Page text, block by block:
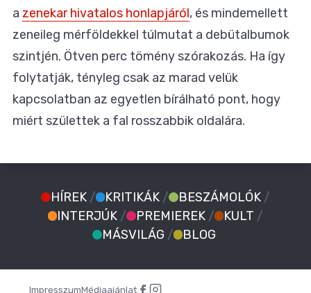
a zenekar hivatalos honlapjáról, és mindemellett
zeneileg mérföldekkel túlmutat a debütalbumok
szintjén. Ötven perc tömény szórakozás. Ha így
folytatják, tényleg csak az marad velük
kapcsolatban az egyetlen bírálható pont, hogy
miért születtek a fal rosszabbik oldalára.
HÍREK / KRITIKÁK / BESZÁMOLÓK /
INTERJÚK / PREMIEREK / KULT /
MÁSVILÁG / BLOG
ImpresszumMédiaajánlat